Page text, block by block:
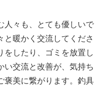
々も、とても優しいで
と暖かく交流してくださ
をしたり、ゴミを放置し
い交流と改善が、気持ち
褒美に繋がります。釣具